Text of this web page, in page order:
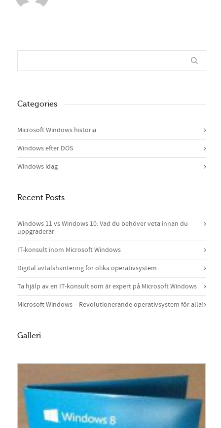
Categories
Microsoft Windows historia
Windows efter DOS
Windows idag
Recent Posts
Windows 11 vs Windows 10: Vad du behöver veta innan du
uppgraderar
IT-konsult inom Microsoft Windows
Digital avtalshantering för olika operativsystem
Ta hjälp av en IT-konsult som är expert på Microsoft Windows
Microsoft Windows – Revolutionerande operativsystem för alla!
Galleri